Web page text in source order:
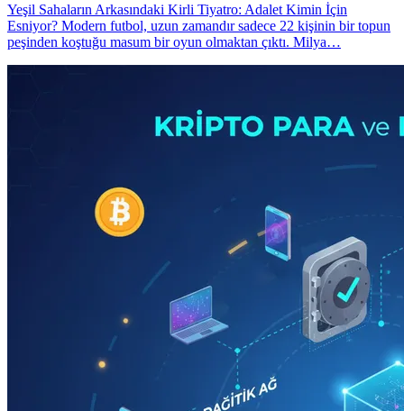
Yeşil Sahaların Arkasındaki Kirli Tiyatro: Adalet Kimin İçin
Esniyor? Modern futbol, uzun zamandır sadece 22 kişinin bir topun
peşinden koştuğu masum bir oyun olmaktan çıktı. Milya…